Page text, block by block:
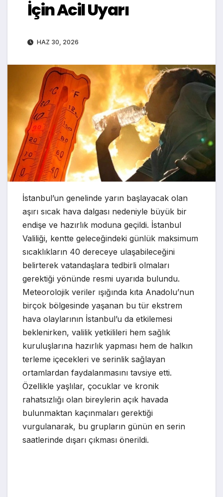
İçin Acil Uyarı
HAZ 30, 2026
İstanbul’un genelinde yarın başlayacak olan
aşırı sıcak hava dalgası nedeniyle büyük bir
endişe ve hazırlık moduna geçildi. İstanbul
Valiliği, kentte geleceğindeki günlük maksimum
sıcaklıkların 40 dereceye ulaşabileceğini
belirterek vatandaşlara tedbirli olmaları
gerektiği yönünde resmi uyarıda bulundu.
Meteorolojik veriler ışığında kıta Anadolu’nun
birçok bölgesinde yaşanan bu tür ekstrem
hava olaylarının İstanbul’u da etkilemesi
beklenirken, valilik yetkilileri hem sağlık
kuruluşlarına hazırlık yapması hem de halkın
terleme içecekleri ve serinlik sağlayan
ortamlardan faydalanmasını tavsiye etti.
Özellikle yaşlılar, çocuklar ve kronik
rahatsızlığı olan bireylerin açık havada
bulunmaktan kaçınmaları gerektiği
vurgulanarak, bu grupların günün en serin
saatlerinde dışarı çıkması önerildi.